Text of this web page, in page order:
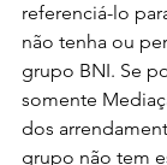
referenciá-lo
não tenha ou
grupo BNI. Se
somente
dos
grupo não tem